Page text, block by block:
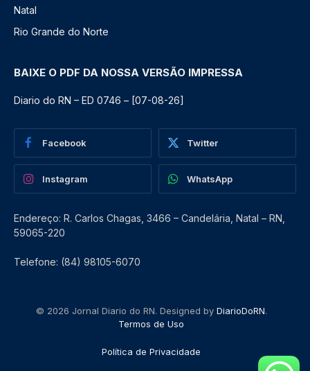
Natal
Rio Grande do Norte
BAIXE O PDF DA NOSSA VERSÃO IMPRESSA
Diario do RN – ED 0746 – [07-08-26]
Facebook Twitter
Instagram WhatsApp
Endereço: R. Carlos Chagas, 3466 – Candelária, Natal – RN,
59065-220
Telefone: (84) 98105-6070
© 2026 Jornal Diario do RN. Designed by DiarioDoRN.
Termos de Uso
Política de Privacidade